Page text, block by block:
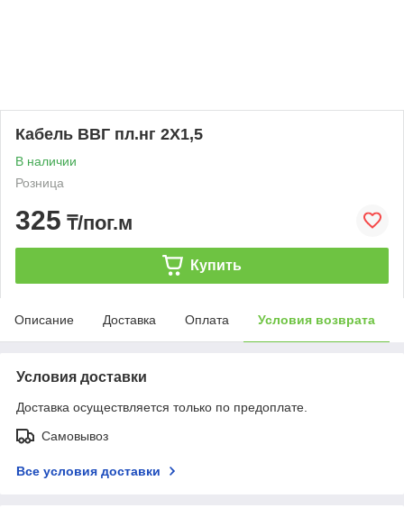
Кабель ВВГ пл.нг 2Х1,5
В наличии
Розница
325 ₸/пог.м
Купить
Описание Доставка Оплата Условия возврата
Условия доставки
Доставка осуществляется только по предоплате.
Самовывоз
Все условия доставки